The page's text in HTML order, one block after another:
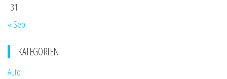
31
« Sep.
KATEGORIEN
Auto